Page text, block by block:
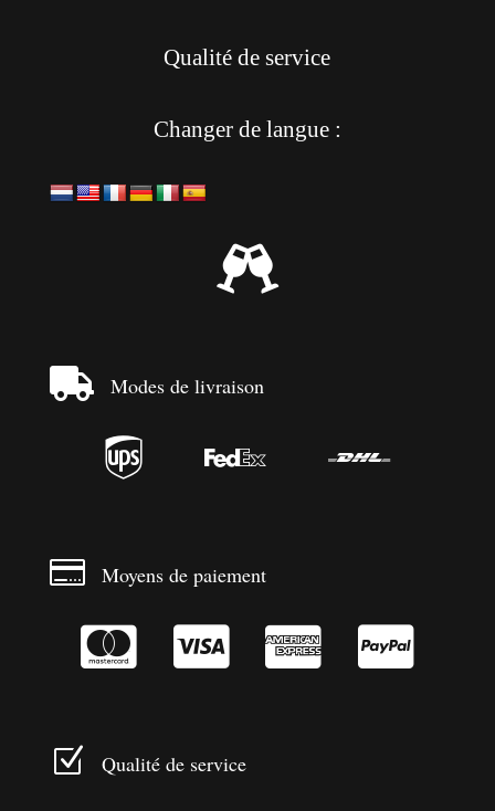
Qualité de service
Changer de langue :

 Modes de livraison
  
 Moyens de paiement
   
Z Qualité de service